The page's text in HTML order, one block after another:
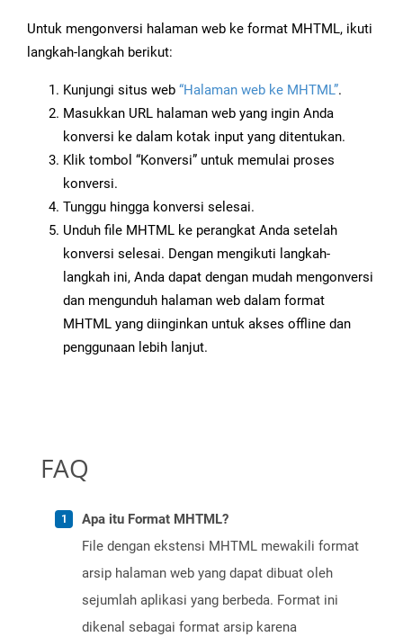
Untuk mengonversi halaman web ke format MHTML, ikuti
langkah-langkah berikut:
Kunjungi situs web “Halaman web ke MHTML”.
Masukkan URL halaman web yang ingin Anda
konversi ke dalam kotak input yang ditentukan.
Klik tombol “Konversi” untuk memulai proses
konversi.
Tunggu hingga konversi selesai.
Unduh file MHTML ke perangkat Anda setelah
konversi selesai. Dengan mengikuti langkah-
langkah ini, Anda dapat dengan mudah mengonversi
dan mengunduh halaman web dalam format
MHTML yang diinginkan untuk akses offline dan
penggunaan lebih lanjut.
FAQ
Apa itu Format MHTML?
File dengan ekstensi MHTML mewakili format
arsip halaman web yang dapat dibuat oleh
sejumlah aplikasi yang berbeda. Format ini
dikenal sebagai format arsip karena